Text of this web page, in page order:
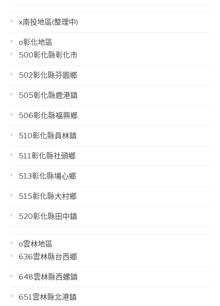
x南投地區(整理中)
o彰化地區
500彰化縣彰化市
502彰化縣芬園鄉
505彰化縣鹿港鎮
506彰化縣福興鄉
510彰化縣員林鎮
511彰化縣社頭鄉
513彰化縣埔心鄉
515彰化縣大村鄉
520彰化縣田中鎮
o雲林地區
636雲林縣台西鄉
648雲林縣西螺鎮
651雲林縣北港鎮